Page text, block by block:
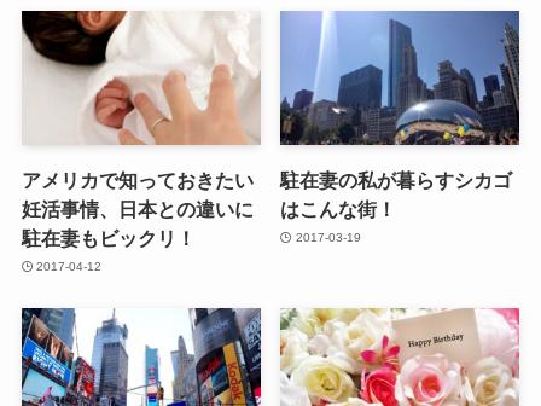
アメリカで知っておきたい
妊活事情、日本との違いに
駐在妻もビックリ！
2017-04-12
駐在妻の私が暮らすシカゴ
はこんな街！
2017-03-19